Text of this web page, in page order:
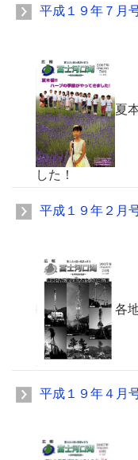
平成１９年７月
夏
した！
平成１９年２月
各
平成１９年４月